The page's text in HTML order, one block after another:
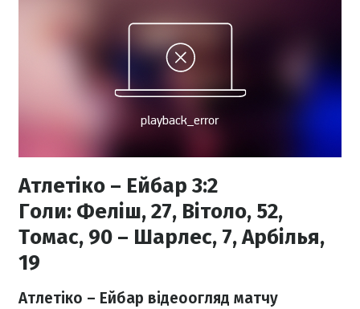
Атлетіко – Ейбар 3:2
Голи: Феліш, 27, Вітоло, 52,
Томас, 90 – Шарлес, 7, Арбілья,
19
Атлетіко – Ейбар відеоогляд матчу